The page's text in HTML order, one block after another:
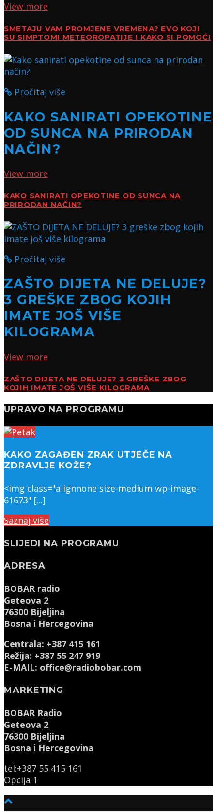
View more
SMETAJU VAM PROMJENE VREMENA? EVO KOJI
SU SIMPTOMI METEOROPATIJE I KAKO SI POMOĆI
Pročitaj više
KAKO SANIRATI OPEKOTINE
OD SUNCA NA PRIRODAN
NAČIN?
View more
KAKO SANIRATI OPEKOTINE OD SUNCA NA
PRIRODAN NAČIN?
Pročitaj više
ZAŠTO DIJETA NE DELUJE?
3 GREŠKE ZBOG KOJIH
IMATE JOŠ VIŠE
KILOGRAMA
View more
ZAŠTO DIJETA NE DELUJE? 3 GREŠKE ZBOG
KOJIH IMATE JOŠ VIŠE KILOGRAMA
UPRAVO NA PROGRAMU
KAKO ZAGAĐEN ZRAK UTJEČE NA
ZDRAVLJE KOŽE?
<img class="alignnone size-medium wp-image-
61673" [...]
Saznaj više
SLIJEDI NA PROGRAMU
ADRESA
BOBAR radio
Geteova 2
76300 Bijeljina
Bosna i Hercegovina
Centrala: +387 415 161
Režija: +387 55 247 919
E-MAIL: office@radiobobar.com
MARKETING
BOBAR Radio
Geteova 2
76300 Bijeljina
Bosna i Hercegovina
tel:+387 55 415 161
Opcija 1